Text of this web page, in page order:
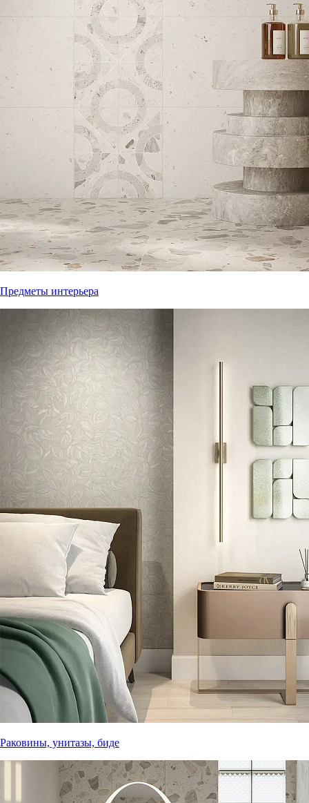
Предметы интерьера
Раковины, унитазы, биде